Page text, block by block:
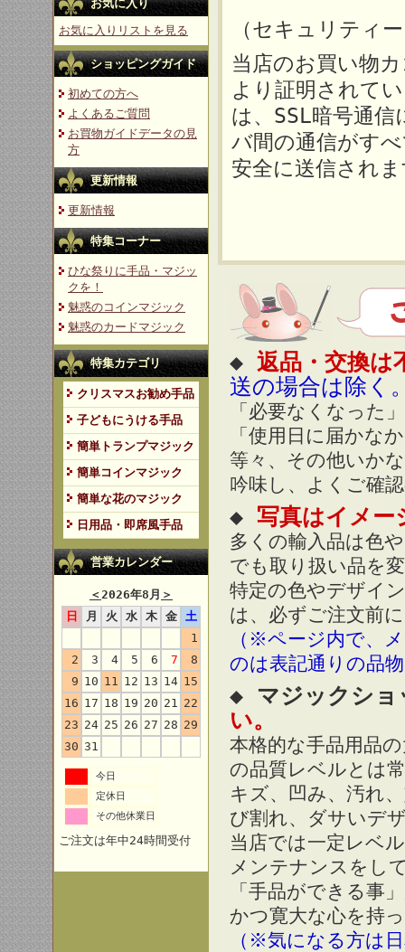
お気に入り
お気に入りリストを見る
ショッピングガイド
初めての方へ
よくあるご質問
お買物ガイドデータの見
方
更新情報
更新情報
特集コーナー
ひな祭りに手品・マジッ
クを！
魅惑のコインマジック
魅惑のカードマジック
特集カテゴリ
クリスマスお勧め手品
子どもにうける手品
簡単トランプマジック
簡単コインマジック
簡単な花のマジック
日用品・即席風手品
営業カレンダー
＜2026年8月 ＞
日
月 火 水 木 金
土
1
2
3 4 5 6 7
8
9 10 11 12 13 14 15
16 17 18 19 20 21 22
23 24 25 26 27 28 29
30 31
今日
定休日
その他休業日
ご注文は年中24時間受付
（セキュリティ
当店のお買い物
より証明されて
は、SSL暗号通
バ間の通信がす
安全に送信され
◆ 返品・交換は
送の場合は除く
「必要なくなった
「使用日に届かな
等々、その他いか
吟味し、よくご確
◆ 写真はイメー
多くの輸入品は色
でも取り扱い品を
特定の色やデザイ
は、必ずご注文前
（※ページ内で、
のは表記通りの品
◆ マジックショ
い。
本格的な手品用品
の品質レベルとは
キズ、凹み、汚れ
び割れ、ダサいデ
当店では一定レベ
メンテナンスをし
「手品ができる事
かつ寛大な心を持
（※気になる方は